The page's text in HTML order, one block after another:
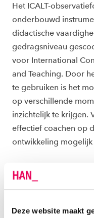
Deze website maakt
Het ICALT-
onderbouwd
didactische
gedragsniveau
voor International
and Teaching. Door
te gebruiken is het
op verschillende
inzichtelijk te krijgen.
effectief coachen op
ontwikkeling mogelijk
OVER